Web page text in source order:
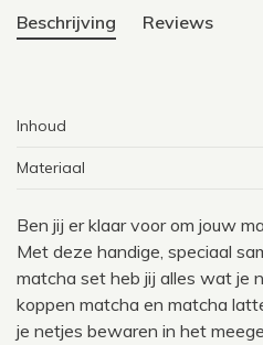
Beschrijving Reviews
Inhoud
Materiaal
Ben jij er klaar voor om jouw
Met deze handige, speciaal
matcha set heb jij alles wat je
koppen matcha en matcha
je netjes bewaren in het